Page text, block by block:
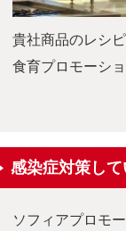
貴社商品のレシ
食育プロモーシ
感染症対策し
ソフィアプロモ